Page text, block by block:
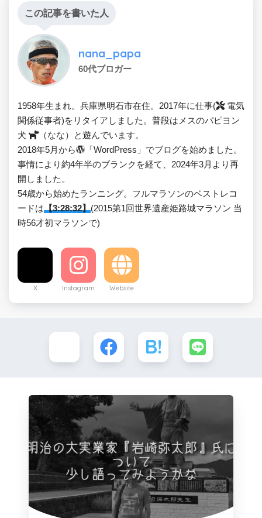
この記事を書いた人
nana_papa
60代ブロガー
1958年生まれ。兵庫県明石市在住。2017年に仕事(
電気
関係従事者)をリタイアしました。普段はメスのパピヨン
犬
（なな）と遊んでいます。
2018年5月から
「WordPress」でブログを始めました。
事情により約4年半のブランクを経て、2024年3月より再
開しました。
54歳から始めたランニング。フルマラソンのベストレコ
ードは【3:28:32】(2015第1回世界遺産姫路城マラソン 当
時56才初マラソンで)
X Instagram Website